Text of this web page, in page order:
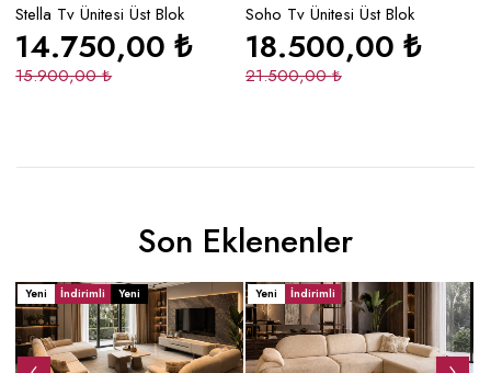
Stella Tv Ünitesi Üst Blok
15.900,00₺
14.750,00₺
Soho Tv Ünitesi Üst Blok
21.500,00₺
18.500,00 ₺
Son Eklenenler
Yeni İndirimli Yeni Yeni İndirimli